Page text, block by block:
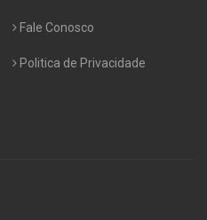
Fale Conosco
Politica de Privacidade